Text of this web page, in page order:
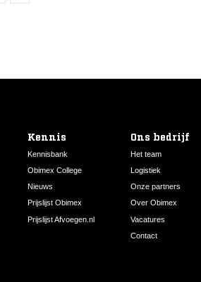
Kennis
Kennisbank
Obimex College
Nieuws
Prijslijst Obimex
Prijslijst Afvoegen.nl
Ons bedrijf
Het team
Logistiek
Onze partners
Over Obimex
Vacatures
Contact